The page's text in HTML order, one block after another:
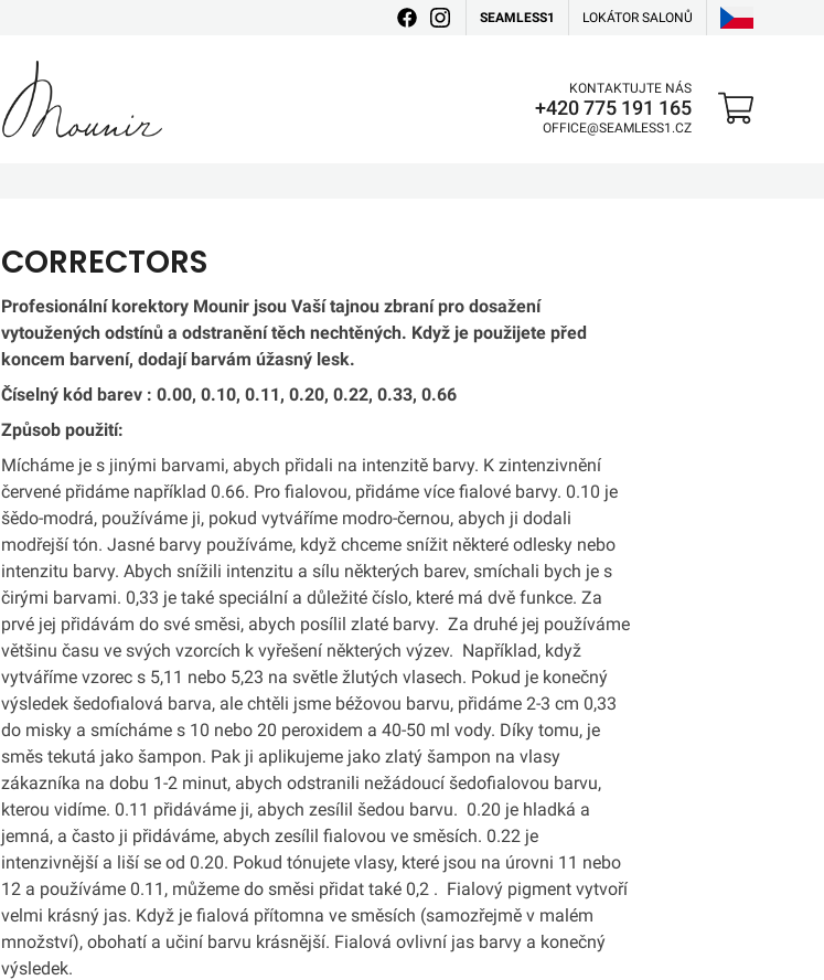
SEAMLESS1 LOKÁTOR SALONŮ
KONTAKTUJTE NÁS
+420 775 191 165
OFFICE@SEAMLESS1.CZ
CORRECTORS
Profesionální korektory Mounir jsou Vaší tajnou zbraní pro dosažení
vytoužených odstínů a odstranění těch nechtěných. Když je použijete před
koncem barvení, dodají barvám úžasný lesk.
Číselný kód barev : 0.00, 0.10, 0.11, 0.20, 0.22, 0.33, 0.66
Způsob použití:
Mícháme je s jinými barvami, abych přidali na intenzitě barvy. K zintenzivnění
červené přidáme například 0.66. Pro fialovou, přidáme více fialové barvy. 0.10 je
šědo-modrá, používáme ji, pokud vytváříme modro-černou, abych ji dodali
modřejší tón. Jasné barvy používáme, když chceme snížit některé odlesky nebo
intenzitu barvy. Abych snížili intenzitu a sílu některých barev, smíchali bych je s
čirými barvami. 0,33 je také speciální a důležité číslo, které má dvě funkce. Za
prvé jej přidávám do své směsi, abych posílil zlaté barvy. Za druhé jej používáme
většinu času ve svých vzorcích k vyřešení některých výzev. Například, když
vytváříme vzorec s 5,11 nebo 5,23 na světle žlutých vlasech. Pokud je konečný
výsledek šedofialová barva, ale chtěli jsme béžovou barvu, přidáme 2-3 cm 0,33
do misky a smícháme s 10 nebo 20 peroxidem a 40-50 ml vody. Díky tomu, je
směs tekutá jako šampon. Pak ji aplikujeme jako zlatý šampon na vlasy
zákazníka na dobu 1-2 minut, abych odstranili nežádoucí šedofialovou barvu,
kterou vidíme. 0.11 přidáváme ji, abych zesílil šedou barvu. 0.20 je hladká a
jemná, a často ji přidáváme, abych zesílil fialovou ve směsích. 0.22 je
intenzivnější a liší se od 0.20. Pokud tónujete vlasy, které jsou na úrovni 11 nebo
12 a používáme 0.11, můžeme do směsi přidat také 0,2 . Fialový pigment vytvoří
velmi krásný jas. Když je fialová přítomna ve směsích (samozřejmě v malém
množství), obohatí a učiní barvu krásnější. Fialová ovlivní jas barvy a konečný
výsledek.